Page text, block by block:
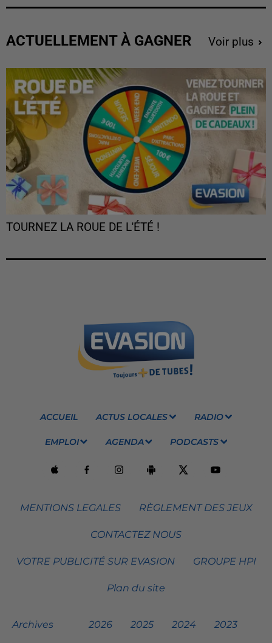
ACTUELLEMENT À GAGNER Voir plus
TOURNEZ LA ROUE DE L'ÉTÉ !
ACCUEIL ACTUS LOCALES RADIO
EMPLOI AGENDA PODCASTS
MENTIONS LEGALES RÈGLEMENT DES JEUX
CONTACTEZ NOUS
VOTRE PUBLICITÉ SUR EVASION GROUPE HPI
Plan du site
Archives 2026 2025 2024 2023